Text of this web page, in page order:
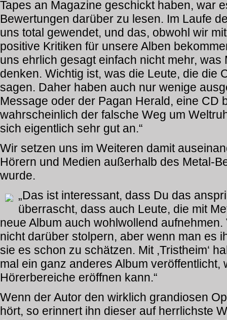
Tapes an Magazine geschickt haben, war
Bewertungen darüber zu lesen. Im Laufe
uns total gewendet, und das, obwohl wir
positive Kritiken für unsere Alben
uns ehrlich gesagt einfach nicht mehr,
denken. Wichtig ist, was die Leute, die die
sagen. Daher haben auch nur wenige
Message oder der Pagan Herald, eine CD
wahrscheinlich der falsche Weg um
sich eigentlich sehr gut an.“
Wir setzen uns im Weiteren damit
Hörern und Medien außerhalb des Metal-
wurde.
„Das ist interessant, dass Du das
überrascht, dass auch Leute, die mit
neue Album auch wohlwollend
nicht darüber stolpern, aber wenn man es
sie es schon zu schätzen. Mit ,Tristheim‘
mal ein ganz anderes Album veröffentlicht,
Hörerbereiche eröffnen kann.“
Wenn der Autor den wirklich grandiosen
hört, so erinnert ihn dieser auf herrlichste